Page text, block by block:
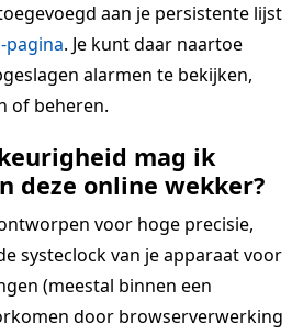
aan je persistente lijst
pagina. Je kunt daar naartoe
alarmen te bekijken,
of beheren.
mag ik
deze online wekker?
voor hoge precisie,
systeclock van je apparaat voor
(meestal binnen een
door browserverwerking